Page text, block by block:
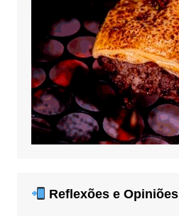
Reflexões e Opiniões